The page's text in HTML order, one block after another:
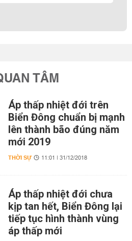
TÂM
Áp thấp nhiệt đới trên
Biển Đông chuẩn bị mạnh
lên thành bão đúng năm
mới 2019
THỜI SỰ 11:01 | 31/12/2018
Áp thấp nhiệt đới chưa
kịp tan hết, Biển Đông lại
tiếp tục hình thành vùng
áp thấp mới